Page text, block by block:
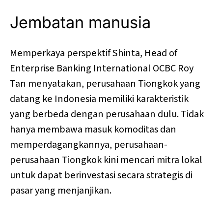
Jembatan manusia
Memperkaya perspektif Shinta, Head of
Enterprise Banking International OCBC Roy
Tan menyatakan, perusahaan Tiongkok yang
datang ke Indonesia memiliki karakteristik
yang berbeda dengan perusahaan dulu. Tidak
hanya membawa masuk komoditas dan
memperdagangkannya, perusahaan-
perusahaan Tiongkok kini mencari mitra lokal
untuk dapat berinvestasi secara strategis di
pasar yang menjanjikan.